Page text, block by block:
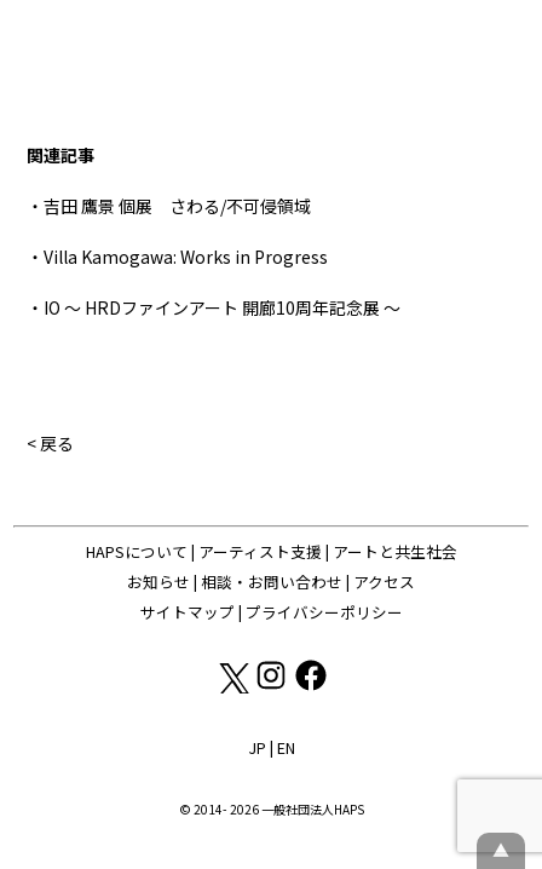
関連記事
・吉田 鷹景 個展 さわる/不可侵領域
・Villa Kamogawa: Works in Progress
・IO 〜 HRDファインアート 開廊10周年記念展 〜
< 戻る
▲
HAPSについて | アーティスト支援 | アートと共生社会
お知らせ | 相談・お問い合わせ | アクセス
サイトマップ | プライバシーポリシー
JP | EN
© 2014- 2026 一般社団法人HAPS